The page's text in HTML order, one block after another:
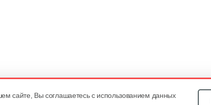
сайте, Вы соглашаетесь с использованием данных